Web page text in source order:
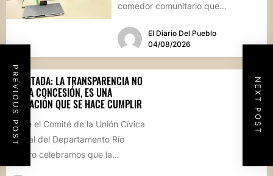
PREVIOUS POST NEXT POST
comedor comunitario que
Salón...
El Diario Del Pueblo
04/08/2026
SOLICITADA: LA TRANSPARENCIA NO
ES UNA CONCESIÓN, ES UNA
OBLIGACIÓN QUE SE HACE CUMPLIR
Desde el Comité de la Unión Cívica
Radical del Departamento Río
Primero celebramos que la
Comisión Comunal de Esquina